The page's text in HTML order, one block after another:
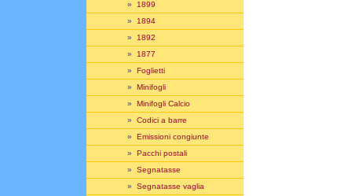
» 1899
» 1894
» 1892
» 1877
» Foglietti
» Minifogli
» Minifogli Calcio
» Codici a barre
» Emissioni congiunte
» Pacchi postali
» Segnatasse
» Segnatasse vaglia